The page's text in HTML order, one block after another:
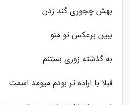
بهش چجوری گند زدن
ببین برعکس تو منو
به گذشته زوری بستنم
قبلا با اراده تر بودم میومد اسمت